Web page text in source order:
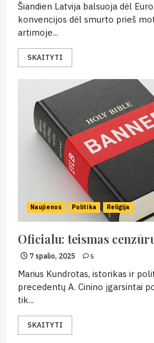
Šiandien Latvija balsuoja dėl
konvencijos dėl smurto prieš
artimoje...
SKAITYTI
Naujienos Politika Religija
Oficialu: teismas
7 spalio, 2025 5
Marius Kundrotas, istorikas ir
precedentų A. Cinino įgarsintai
tik...
SKAITYTI